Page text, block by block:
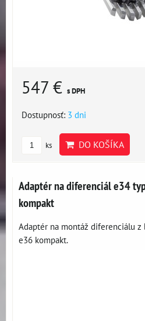
547 € s DPH
Dostupnosť: 3 dni
ks DO KOŠÍKA
Adaptér na diferenciál e34
kompakt
Adaptér na montáž diferenciálu
e36 kompakt.